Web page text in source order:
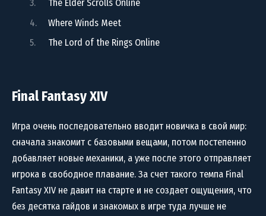
The Elder Scrolls Online
Where Winds Meet
The Lord of the Rings Online
Final Fantasy XIV
Игра очень последовательно вводит новичка в свой мир:
сначала знакомит с базовыми вещами, потом постепенно
добавляет новые механики, а уже после этого отправляет
игрока в свободное плавание. За счет такого темпа Final
Fantasy XIV не давит на старте и не создает ощущения, что
без десятка гайдов и знакомых в игре туда лучше не